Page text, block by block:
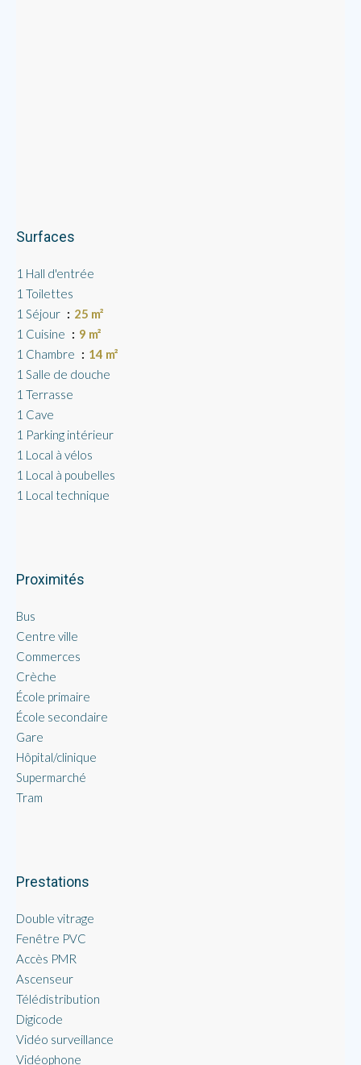
Surfaces
1 Hall d'entrée
1 Toilettes
1 Séjour
25 m²
1 Cuisine
9 m²
1 Chambre
14 m²
1 Salle de douche
1 Terrasse
1 Cave
1 Parking intérieur
1 Local à vélos
1 Local à poubelles
1 Local technique
Proximités
Bus
Centre ville
Commerces
Crèche
École primaire
École secondaire
Gare
Hôpital/clinique
Supermarché
Tram
Prestations
Double vitrage
Fenêtre PVC
Accès PMR
Ascenseur
Télédistribution
Digicode
Vidéo surveillance
Vidéophone